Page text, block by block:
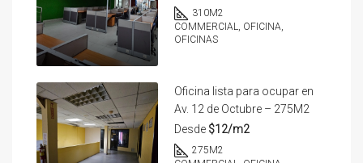
310M2
COMMERCIAL, OFICINA,
OFICINAS
Oficina lista para ocupar en
Av. 12 de Octubre – 275M2
Desde $12/m2
275M2